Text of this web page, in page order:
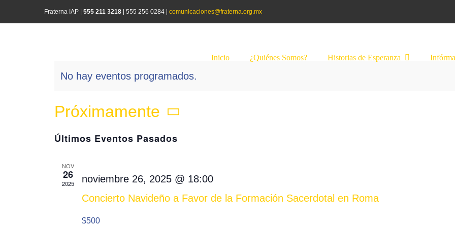
al
Fraterna IAP | 555 211 3218| 555 256 0284 | comunicaciones@fraterna.org.mx
Inicio ¿Quiénes Somos? Historias de Esperanza
No hay eventos programados.
Próximamente
Seleccionar
fecha.
Últimos Eventos Pasados
NOV
26
2025
noviembre 26, 2025 @ 18:00
Concierto Navideño a Favor de la Formación Sacerdotal en Roma
$500